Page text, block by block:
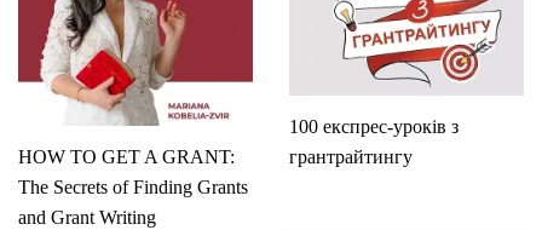
100 експрес-уроків з
грантрайтингу
HOW TO GET A GRANT:
The Secrets of Finding Grants
and Grant Writing